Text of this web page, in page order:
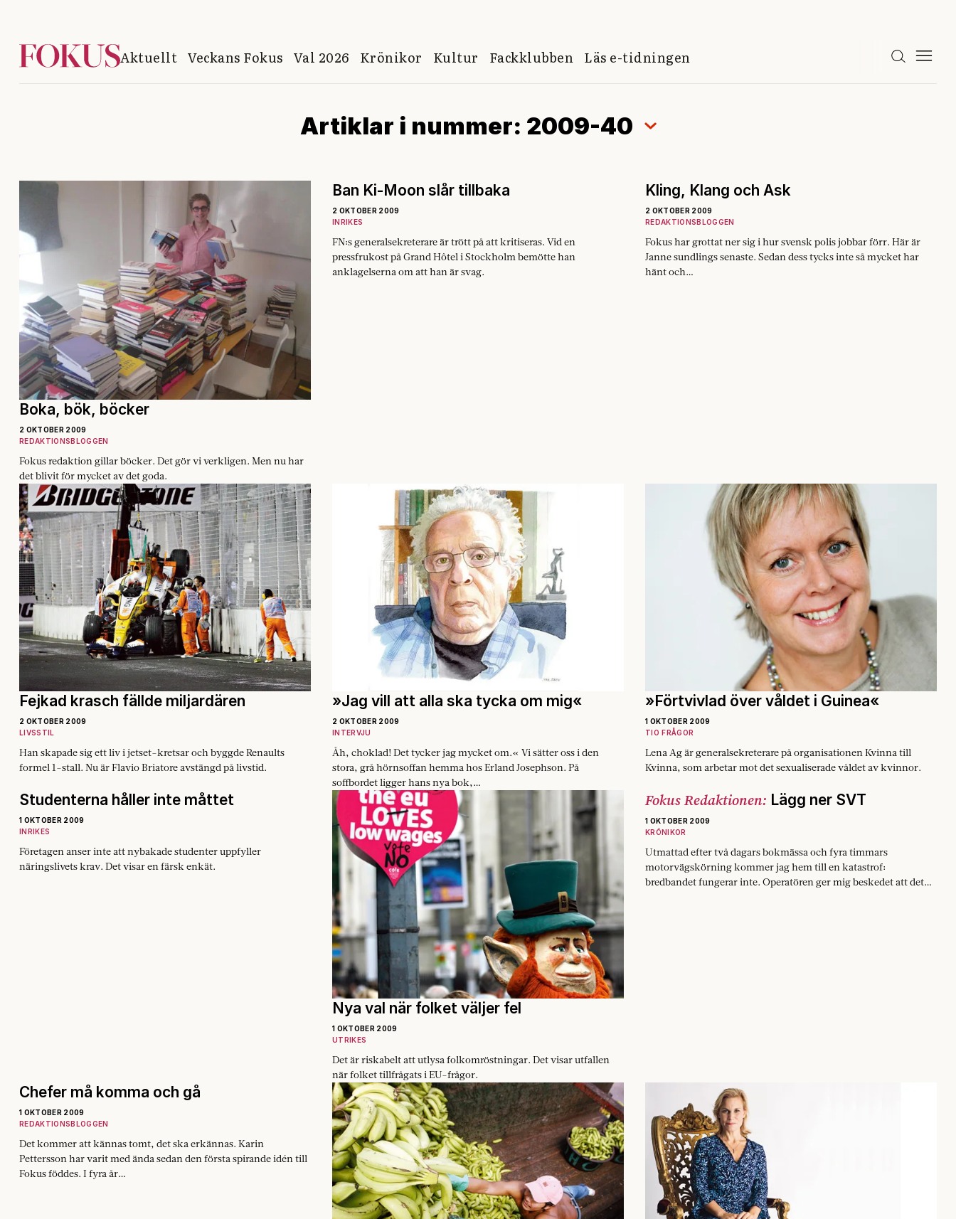
Aktuellt Veckans Fokus Val 2026 Krönikor Kultur Fackklubben Läs e-tidningen
Artiklar i nummer: 2009-40
Boka, bök, böcker
2 OKTOBER 2009
REDAKTIONSBLOGGEN
Fokus redaktion gillar böcker. Det gör vi verkligen. Men nu har
det blivit för mycket av det goda.
Ban Ki-Moon slår tillbaka
2 OKTOBER 2009
INRIKES
FN:s generalsekreterare är trött på att kritiseras. Vid en
pressfrukost på Grand Hôtel i Stockholm bemötte han
anklagelserna om att han är svag.
Kling, Klang och Ask
2 OKTOBER 2009
REDAKTIONSBLOGGEN
Fokus har grottat ner sig i hur svensk polis jobbar förr. Här är
Janne sundlings senaste. Sedan dess tycks inte så mycket har
hänt och…
Fejkad krasch fällde miljardären
2 OKTOBER 2009
LIVSSTIL
Han skapade sig ett liv i jetset-kretsar och byggde Renaults
formel 1-stall. Nu är Flavio Briatore avstängd på livstid.
»Jag vill att alla ska tycka om mig«
2 OKTOBER 2009
INTERVJU
Åh, choklad! Det tycker jag mycket om.« Vi sätter oss i den
stora, grå hörnsoffan hemma hos Erland Josephson. På
soffbordet ligger hans nya bok,…
»Förtvivlad över våldet i Guinea«
1 OKTOBER 2009
TIO FRÅGOR
Lena Ag är generalsekreterare på organisationen Kvinna till
Kvinna, som arbetar mot det sexualiserade våldet av kvinnor.
Studenterna håller inte måttet
1 OKTOBER 2009
INRIKES
Företagen anser inte att nybakade studenter uppfyller
näringslivets krav. Det visar en färsk enkät.
Nya val när folket väljer fel
1 OKTOBER 2009
UTRIKES
Det är riskabelt att utlysa folkomröstningar. Det visar utfallen
när folket till­frågats i EU-frågor.
Fokus Redaktionen: Lägg ner SVT
1 OKTOBER 2009
KRÖNIKOR
Utmattad efter två dagars bokmässa och fyra timmars
motorvägskörning kommer jag hem till en katastrof:
bredbandet fungerar inte. Operatören ger mig beskedet att det
Chefer må komma och gå
1 OKTOBER 2009
REDAKTIONSBLOGGEN
Det kommer att kännas tomt, det ska erkännas. Karin
Pettersson har varit med ända sedan den första spirande idén till
Fokus föddes. I fyra år…